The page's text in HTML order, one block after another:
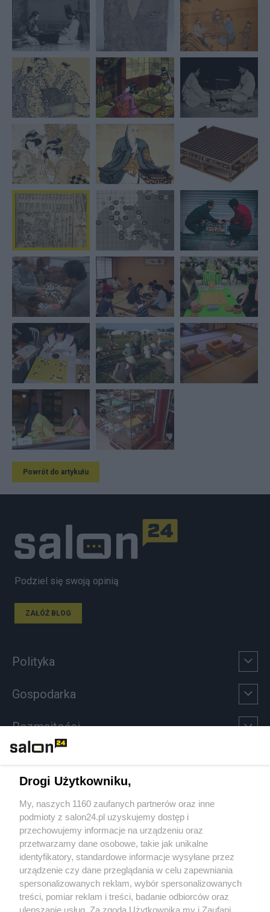
Powrót do artykułu
Podziel się swoją opinią
ZAŁÓŻ BLOG
Polityka
Gospodarka
Rozmaitości
Sport
Społeczeństwo
Kultura
Drogi Użytkowniku,
My, naszych 1160 zaufanych partnerów oraz inne
podmioty z salon24.pl uzyskujemy dostęp i
przechowujemy informacje na urządzeniu oraz
przetwarzamy dane osobowe, takie jak unikalne
identyfikatory, standardowe informacje wysyłane przez
urządzenie czy dane przeglądania w celu zapewniania
spersonalizowanych reklam, wybór spersonalizowanych
treści, pomiar reklam i treści, badanie odbiorców oraz
ulepszanie usług. Za zgodą Użytkownika my i Zaufani